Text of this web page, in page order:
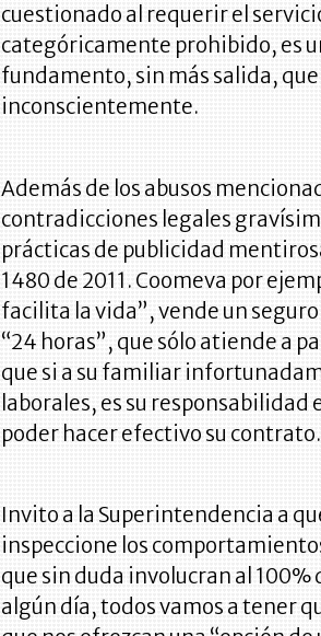
cuestionado al requerir el
categóricamente prohibido, es
fundamento, sin más salida,
inconscientemente.
Además de los abusos
contradicciones legales
prácticas de publicidad
1480 de 2011. Coomeva por
facilita la vida”, vende un
“24 horas”, que sólo atiende a
que si a su familiar
laborales, es su responsabilidad
poder hacer efectivo su contrato.
Invito a la Superintendencia a
inspeccione los
que sin duda involucran al
algún día, todos vamos a tener